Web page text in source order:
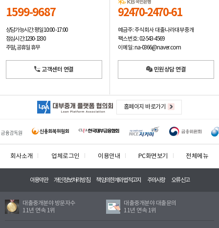
1599-9687
상담가능시간: 평일10:00 -17:00
점심시간: 12:30 - 13:30
주말, 공휴일 휴무
고객센터 연결
92470-2470-61
예금주: 주식회사 대출나라대부중개
팩스번호: 02-543-4569
이메일: na-0366@naver.com
민원상담 연결
홈페이지 바로가기
회사소개 업체로그인 이용안내 PC화면보기 전체메뉴
이용약관 개인정보처리방침 책임의한계와법적고지 주의사항 오류신고
대출중개분야 방문자수
11년 연속 1위
대출중개분야 대출문의
11년 연속 1위